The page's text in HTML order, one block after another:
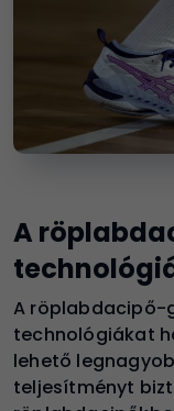
A
A röplabdacipő-
technológiákat
lehető
teljesítményt